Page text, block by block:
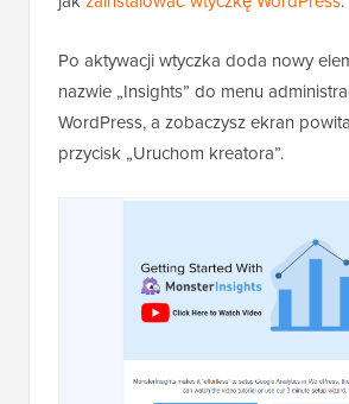
Po aktywacji wtyczka doda nowy
nazwie „Insights” do menu
WordPress, a zobaczysz ekran
przycisk „Uruchom kreatora”.